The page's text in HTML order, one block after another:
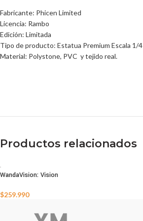
Fabricante: Phicen Limited
Licencia: Rambo
Edición: Limitada
Tipo de producto: Estatua Premium Escala 1/4
Material: Polystone, PVC y tejido real.
Productos relacionados
WandaVision: Vision
$259.990